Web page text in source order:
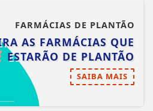
FARMÁCIAS DE PLANTÃO
AS FARMÁCIAS QUE
ESTARÃO DE PLANTÃO
SAIBA MAIS